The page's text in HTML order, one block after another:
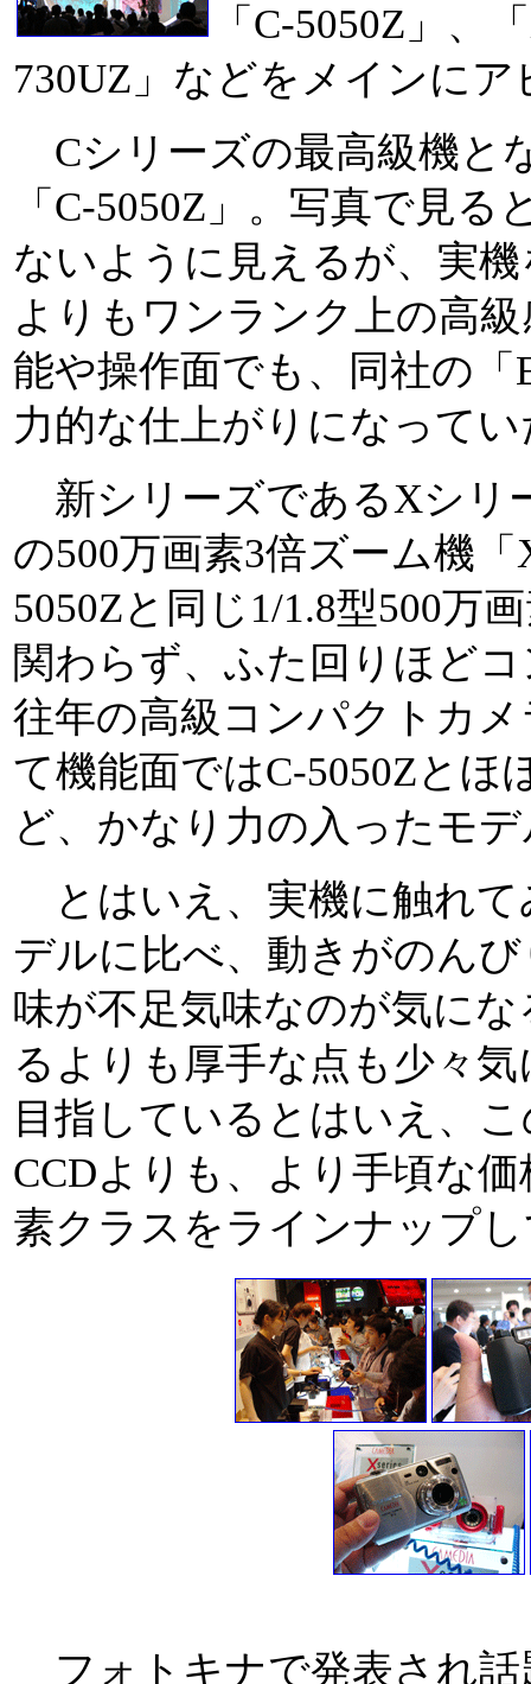
「C-5050Z」、
730UZ」などをメインに
Cシリーズの最高級機と
「C-5050Z」。写真で見
ないように見えるが、実
よりもワンランク上の高
能や操作面でも、同社の
力的な仕上がりになってい
新シリーズであるXシリ
の500万画素3倍ズーム機
5050Zと同じ1/1.8型500万
関わらず、ふた回りほど
往年の高級コンパクトカ
て機能面ではC-5050Zとほ
ど、かなり力の入ったモ
とはいえ、実機に触れて
デルに比べ、動きがのん
味が不足気味なのが気に
るよりも厚手な点も少々
目指しているとはいえ、
CCDよりも、より手頃な
素クラスをラインナップ
フォトキナで発表され話